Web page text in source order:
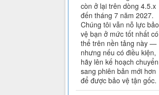
còn ở lại trên dòng 4.5.x
đến tháng 7 năm 2027.
Chúng tôi vẫn nỗ lực bảo
vệ bạn ở mức tốt nhất có
thể trên nền tảng này —
nhưng nếu có điều kiện,
hãy lên kế hoạch chuyển
sang phiên bản mới hơn
để được bảo vệ tận gốc.